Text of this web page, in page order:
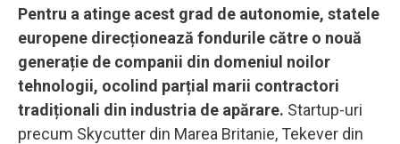
Pentru a atinge acest grad de autonomie, statele
europene direcționează fondurile către o nouă
generație de companii din domeniul noilor
tehnologii, ocolind parțial marii contractori
tradiționali din industria de apărare. Startup-uri
precum Skycutter din Marea Britanie, Tekever din